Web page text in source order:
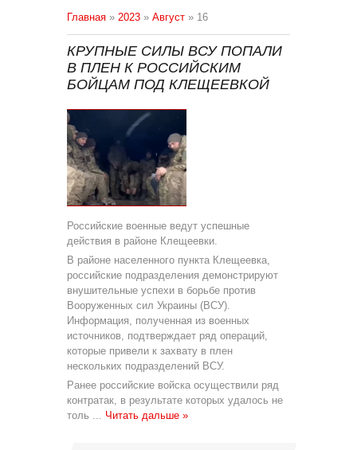
Главная » 2023 » Август » 16
КРУПНЫЕ СИЛЫ ВСУ ПОПАЛИ
В ПЛЕН К РОССИЙСКИМ
БОЙЦАМ ПОД КЛЕЩЕЕВКОЙ
Российские военные ведут успешные
действия в районе Клещеевки.
В районе населенного пункта Клещеевка,
российские подразделения демонстрируют
внушительные успехи в борьбе против
Вооруженных сил Украины (ВСУ).
Информация, полученная из военных
источников, подтверждает ряд операций,
которые привели к захвату в плен
нескольких подразделений ВСУ.
Ранее российские войска осуществили ряд
контратак, в результате которых удалось не
толь ... Читать дальше »